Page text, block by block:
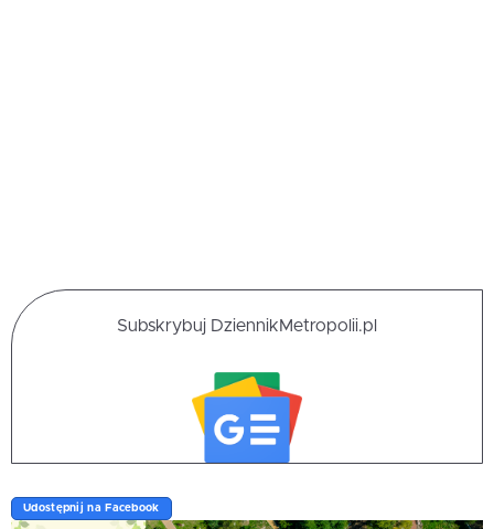
Subskrybuj DziennikMetropolii.pl
Udostępnij na Facebook